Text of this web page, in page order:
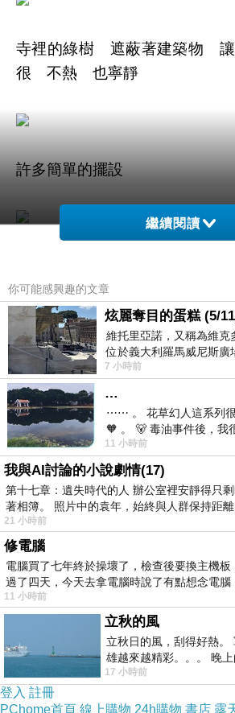
寺裡的綠樹 遮蔽著建築物 讓
很 不熱 也寧靜
許多簡單的擺設
許多佛教文物
裊裊輕煙
陽光下的菩薩
彆扭的美少女
繼續閱讀
你可能感興趣的文章
炫麗奪目的蛋糕 (5/
維托里亞諾，又稱為維克
位於義大利羅馬威尼斯廣
用以紀念統一義大利統一
7 小時前
…
⋯⋯ 。 花草幻人這系列很
🧡 。 🐻 毒油事件後，我
前天購買了我之前就很愛
11 小時前
我與AI討論的小說劇情(17)
第十七章：遺失時代的人 辦公室裡安靜得只
著相簿。 照片中的袁年，始終與人群保持距離
21 小時前
修電腦
電腦買了七年終於操壞了，檢查後要換主機
過了四天，今天去拿電腦時說了有點想念電
11 小時前
立秋的風
立秋日的風，刮得好熱。
雄越來越精彩。。。 晚
天的風刮得很熱 夜遊消暑
17 小時前
登入 註冊
PChome首頁 線上購物 24h購物 書店 露